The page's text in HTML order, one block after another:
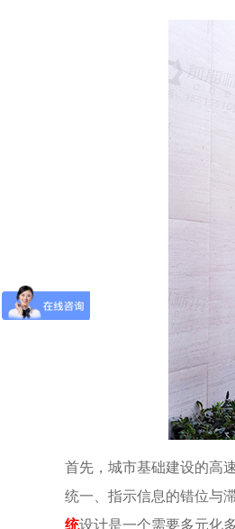
首先，城市基础建设的高
统一、指示信息的错位与
统设计是一个需要多元化